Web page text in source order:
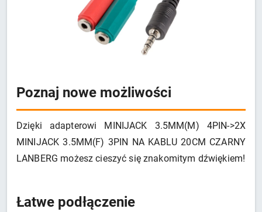
Poznaj nowe możliwości
Dzięki adapterowi MINIJACK 3.5MM(M) 4PIN->2X
MINIJACK 3.5MM(F) 3PIN NA KABLU 20CM CZARNY
LANBERG możesz cieszyć się znakomitym dźwiękiem!
Łatwe podłączenie